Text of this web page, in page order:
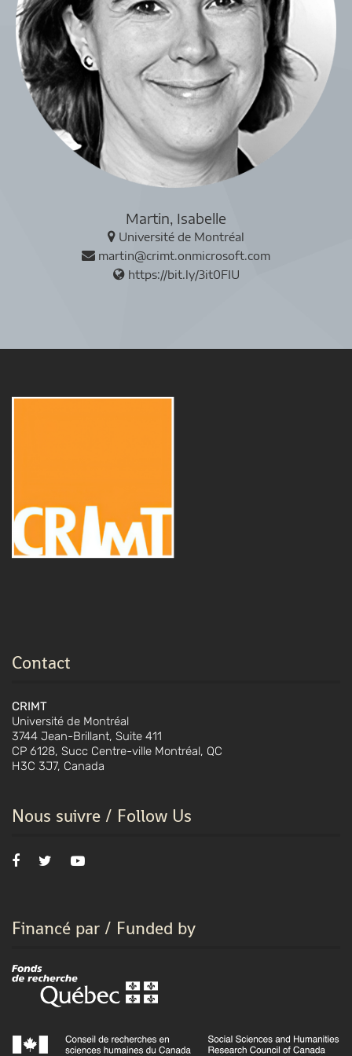
Martin, Isabelle
Université de Montréal
martin@crimt.onmicrosoft.com
https://bit.ly/3it0FIU
Contact
CRIMT
Université de Montréal
3744 Jean-Brillant, Suite 411
CP 6128, Succ Centre-ville Montréal, QC
H3C 3J7, Canada
Nous suivre / Follow Us
Financé par / Funded by